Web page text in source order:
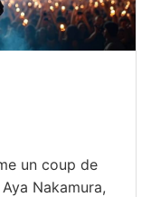
un coup de
Nakamura,